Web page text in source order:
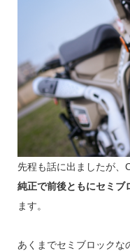
先程も話に出ましたが、
純正で前後ともにセミブ
ます。
あくまでセミブロックな